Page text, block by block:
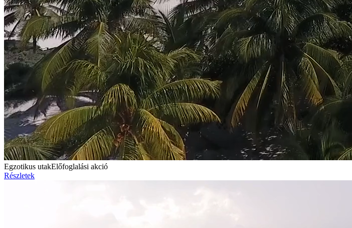
Egzotikus utakElőfoglalási akció
Részletek